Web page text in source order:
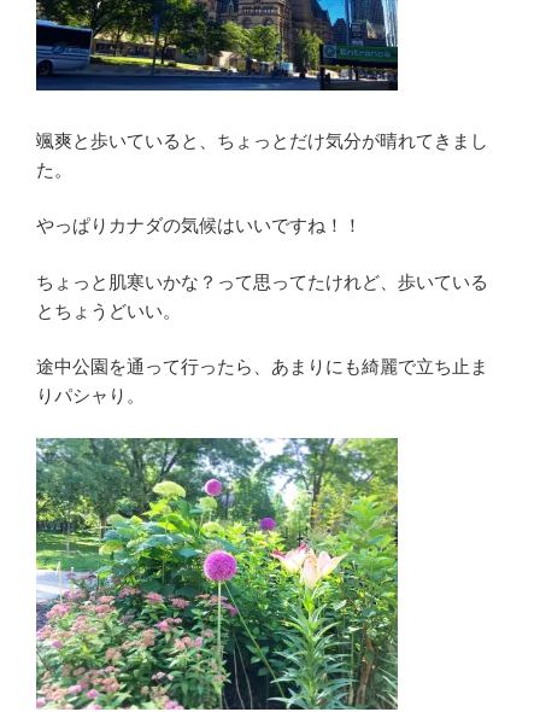
颯爽と歩いていると、ちょっとだけ気分が晴れてきまし
た。
やっぱりカナダの気候はいいですね！！
ちょっと肌寒いかな？って思ってたけれど、歩いている
とちょうどいい。
途中公園を通って行ったら、あまりにも綺麗で立ち止ま
りパシャり。